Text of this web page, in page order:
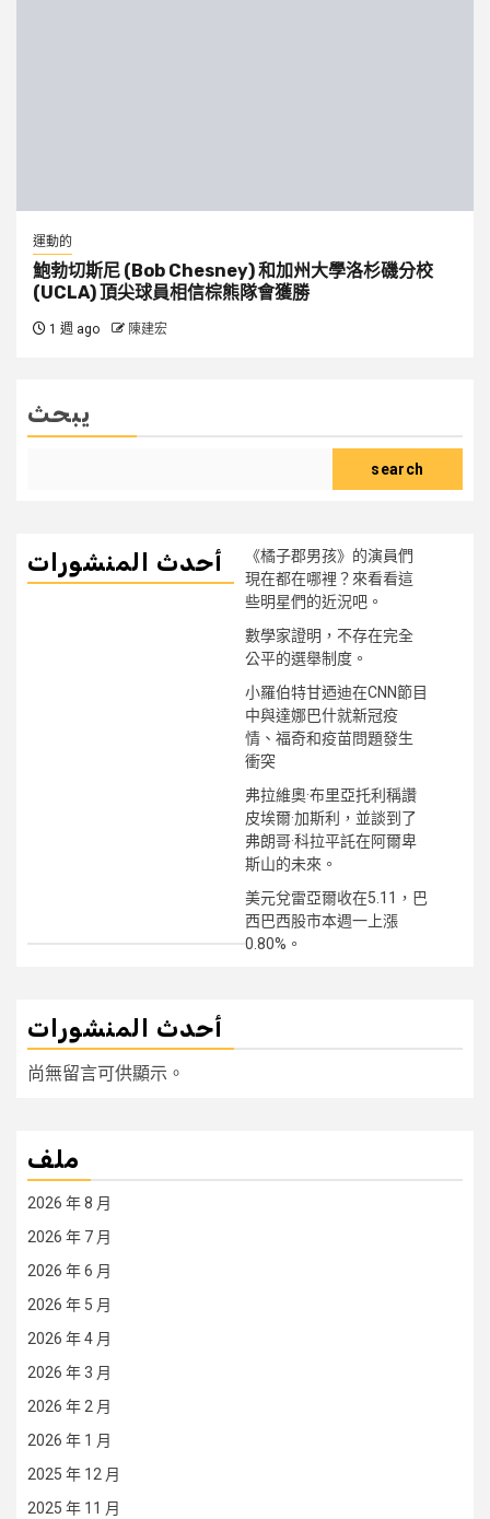
運動的
鮑勃切斯尼 (Bob Chesney) 和加州大學洛杉磯分校
(UCLA) 頂尖球員相信棕熊隊會獲勝
1 週 ago 陳建宏
يبحث
search
أحدث المنشورات
《橘子郡男孩》的演員們
現在都在哪裡？來看看這
些明星們的近況吧。
數學家證明，不存在完全
公平的選舉制度。
小羅伯特甘迺迪在CNN節目
中與達娜巴什就新冠疫
情、福奇和疫苗問題發生
衝突
弗拉維奧·布里亞托利稱讚
皮埃爾·加斯利，並談到了
弗朗哥·科拉平託在阿爾卑
斯山的未來。
美元兌雷亞爾收在5.11，巴
西巴西股市本週一上漲
0.80%。
أحدث المنشورات
尚無留言可供顯示。
ملف
2026 年 8 月
2026 年 7 月
2026 年 6 月
2026 年 5 月
2026 年 4 月
2026 年 3 月
2026 年 2 月
2026 年 1 月
2025 年 12 月
2025 年 11 月